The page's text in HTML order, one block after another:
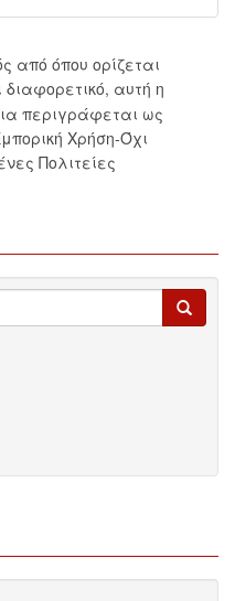
από όπου ορίζεται
διαφορετικό, αυτή η
περιγράφεται ως
Χρήση-Όχι
Πολιτείες